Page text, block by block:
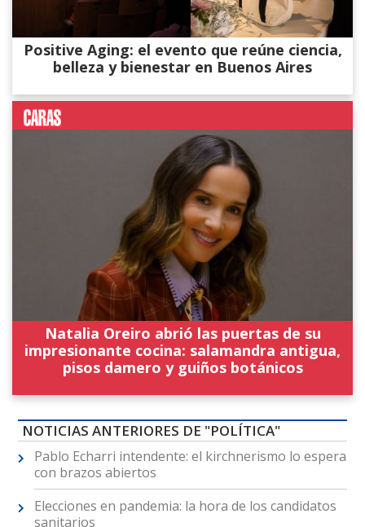
Positive Aging: el evento que reúne ciencia,
belleza y bienestar en Buenos Aires
Natalia Oreiro abrió las puertas de su
impresionante cocina: salamandra antigua,
pisos damero y guiños botánicos
NOTICIAS ANTERIORES DE "POLÍTICA"
Pablo Echarri intendente: el kirchnerismo lo espera
con brazos abiertos
Elecciones en pandemia: la hora de los candidatos
sanitarios